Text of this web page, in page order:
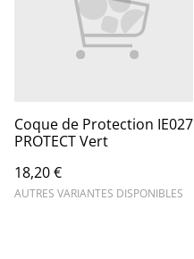
Coque de Protection IE027
PROTECT Vert
18,20 €
AUTRES VARIANTES DISPONIBLES